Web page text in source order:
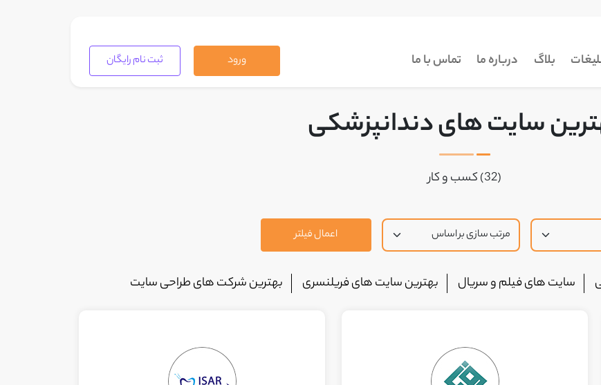
بلاگ درباره ما تماس با ما ورود ثبت نام رایگان
سایت های دندانپزشکی
(32) کسب و کار
اعمال فیلتر
سایت های فیلم و سریال بهترین سایت های فریلنسری بهترین شرکت های طراحی سایت